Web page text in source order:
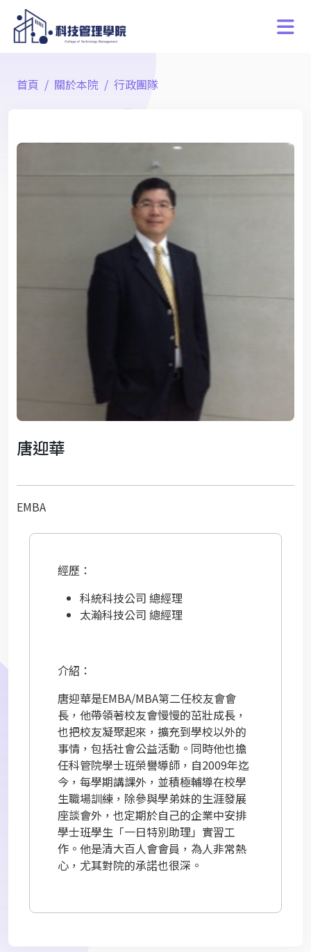
首頁 關於本院 行政團隊
唐迎華
EMBA
經歷：
科統科技公司 總經理
太瀚科技公司 總經理
介紹：
唐迎華是EMBA/MBA第二任校友會會
長，他帶領著校友會慢慢的茁壯成長，
也把校友凝聚起來，擴充到學校以外的
事情，包括社會公益活動。同時他也擔
任科管院學士班榮譽導師，自2009年迄
今，每學期講課外，並積極輔導在校學
生職場訓練，除參與學弟妹的生涯發展
座談會外，也定期於自己的企業中安排
學士班學生「一日特別助理」實習工
作。他是清大百人會會員，為人非常熱
心，尤其對院的承諾也很深。